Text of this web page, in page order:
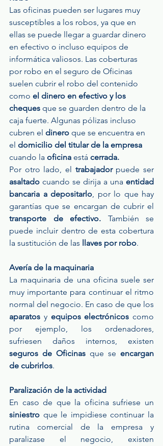
Las oficinas pueden ser lugares muy
susceptibles a los robos, ya que en
ellas se puede llegar a guardar dinero
en efectivo o incluso equipos de
informática valiosos. Las coberturas
por robo en el seguro de Oficinas
suelen cubrir el robo del contenido
como el dinero en efectivo y los
cheques que se guarden dentro de la
caja fuerte. Algunas pólizas incluso
cubren el dinero que se encuentra en
el domicilio del titular de la empresa
cuando la oficina está cerrada.
Por otro lado, el trabajador
asaltado cuando se dirija a una entidad
bancaria a depositarlo, por lo que hay
transporte de efectivo. También se
puede incluir dentro de esta cobertura
la sustitución de las llaves por robo.
Avería de la maquinaria
La maquinaria de una oficina suele ser
muy importante para continuar el ritmo
aparatos y equipos electrónicos como
por ejemplo, los ordenadores,
seguros de Oficinas que se encargan
de cubrirlos.
Paralización de la actividad
siniestro que le impidiese continuar la
rutina comercial de la empresa y
paralizase el negocio, existen